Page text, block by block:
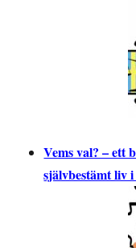
Vems val? – ett
självbestämt liv